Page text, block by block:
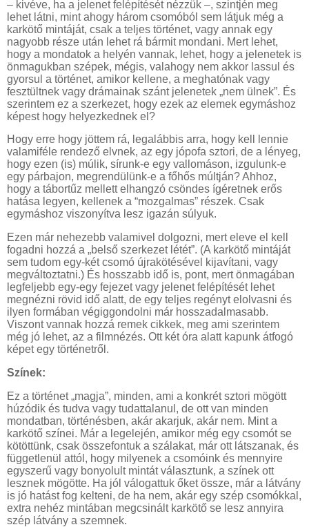
– kivéve, ha a jelenet felépítését nézzük –, szintjén meg
lehet látni, mint ahogy három csomóból sem látjuk még a
karkötő mintáját, csak a teljes történet, vagy annak egy
nagyobb része után lehet rá bármit mondani. Mert lehet,
hogy a mondatok a helyén vannak, lehet, hogy a jelenetek is
önmagukban szépek, mégis, valahogy nem akkor lassul és
gyorsul a történet, amikor kellene, a meghatónak vagy
fesztültnek vagy drámainak szánt jelenetek „nem ülnek”. És
szerintem ez a szerkezet, hogy ezek az elemek egymáshoz
képest hogy helyezkednek el?
Hogy erre hogy jöttem rá, legalábbis arra, hogy kell lennie
valamiféle rendező elvnek, az egy jópofa sztori, de a lényeg,
hogy ezen (is) múlik, sírunk-e egy vallomáson, izgulunk-e
egy párbajon, megrendülünk-e a főhős múltján? Ahhoz,
hogy a tábortűz mellett elhangzó csöndes ígéretnek erős
hatása legyen, kellenek a “mozgalmas” részek. Csak
egymáshoz viszonyítva lesz igazán súlyuk.
Ezen már nehezebb valamivel dolgozni, mert eleve el kell
fogadni hozzá a „belső szerkezet létét”. (A karkötő mintáját
sem tudom egy-két csomó újrakötésével kijavítani, vagy
megváltoztatni.) És hosszabb idő is, pont, mert önmagában
legfeljebb egy-egy fejezet vagy jelenet felépítését lehet
megnézni rövid idő alatt, de egy teljes regényt elolvasni és
ilyen formában végiggondolni már hosszadalmasabb.
Viszont vannak hozzá remek cikkek, meg ami szerintem
még jó lehet, az a filmnézés. Ott két óra alatt kapunk átfogó
képet egy történetről.
Színek:
Ez a történet „magja”, minden, ami a konkrét sztori mögött
húzódik és tudva vagy tudattalanul, de ott van minden
mondatban, történésben, akár akarjuk, akár nem. Mint a
karkötő színei. Már a legelején, amikor még egy csomót se
kötöttünk, csak összefontuk a szálakat, már ott látszanak, és
függetlenül attól, hogy milyenek a csomóink és mennyire
egyszerű vagy bonyolult mintát választunk, a színek ott
lesznek mögötte. Ha jól válogattuk őket össze, már a látvány
is jó hatást fog kelteni, de ha nem, akár egy szép csomókkal,
extra nehéz mintában megcsinált karkötő se lesz annyira
szép látvány a szemnek.